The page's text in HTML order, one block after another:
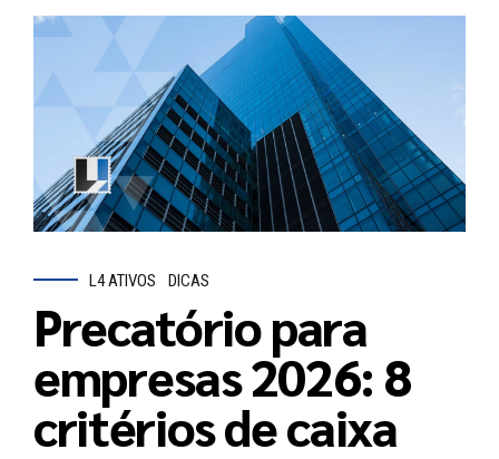
L4 ATIVOS DICAS
Precatório para
empresas 2026: 8
critérios de caixa